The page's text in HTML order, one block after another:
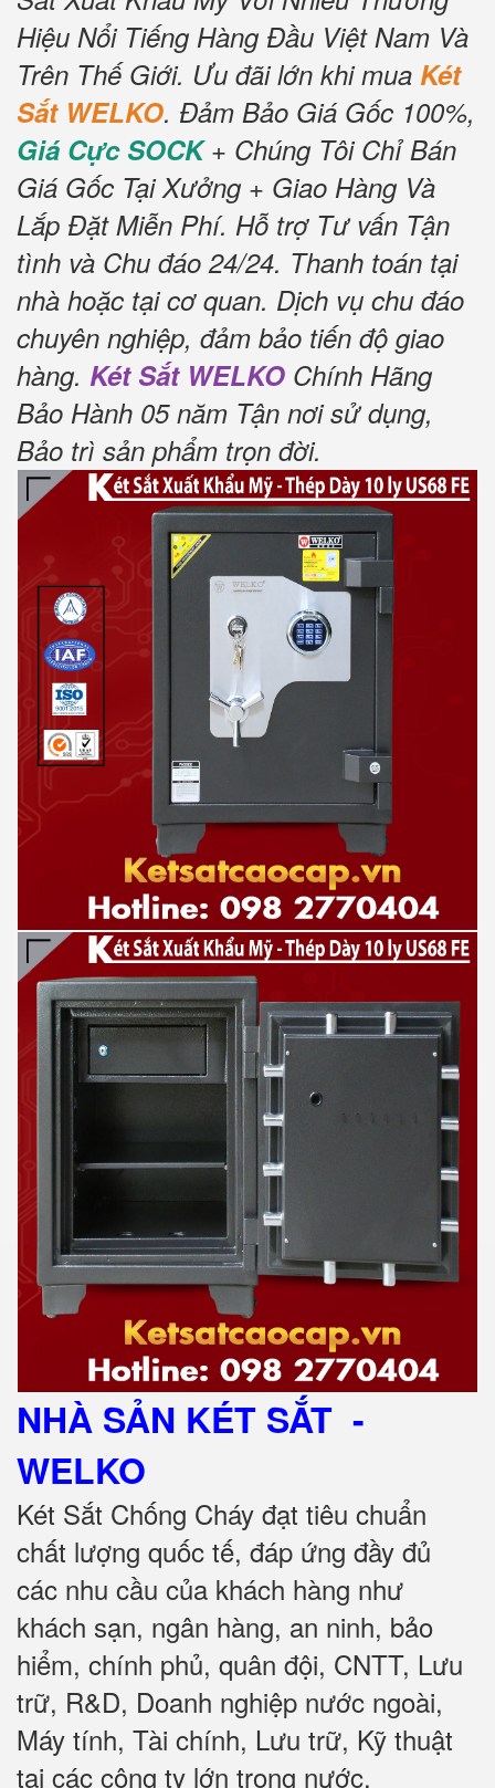
Hiệu Nổi Tiếng Hàng Đầu Việt Nam Và
Trên Thế Giới. Ưu đãi lớn khi mua Két
Sắt WELKO. Đảm Bảo Giá Gốc 100%,
Giá Cực SOCK+ Chúng Tôi Chỉ Bán
Giá Gốc Tại Xưởng + Giao Hàng Và
Lắp Đặt Miễn Phí. Hỗ trợ Tư vấn Tận
tình và Chu đáo 24/24. Thanh toán tại
nhà hoặc tại cơ quan. Dịch vụ chu đáo
chuyên nghiệp, đảm bảo tiến độ giao
hàng. Két Sắt WELKO Chính Hãng
Bảo Hành 05 năm Tận nơi sử dụng,
Bảo trì sản phẩm trọn đời.
NHÀ SẢN KÉT SẮT -
WELKO
Két Sắt Chống Cháy đạt tiêu chuẩn
chất lượng quốc tế, đáp ứng đầy đủ
các nhu cầu của khách hàng như
khách sạn, ngân hàng, an ninh, bảo
hiểm, chính phủ, quân đội, CNTT, Lưu
trữ, R&D, Doanh nghiệp nước ngoài,
Máy tính, Tài chính, Lưu trữ, Kỹ thuật
tại các công ty lớn trong nước.